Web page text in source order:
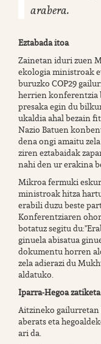
arabera.
Eztabada itoa
Zainetan iduri zuen
ekologia ministroak
buruzko COP29
herrien konferentzia
presaka egin du
ukaldia ahal bezain
Nazio Batuen
dena ongi amaitu
ziren eztabaidak
nahi den ur erakina
Mikroa fermuki
ministroak hitza
erabili duzu beste
Konferentziaren
botatuz segitu
ginuela abisatua
dokumentu horren
zela adierazi du
aldatuko.
Iparra-Hegoa
Aitzineko gailurretan
aberats eta
ari da.